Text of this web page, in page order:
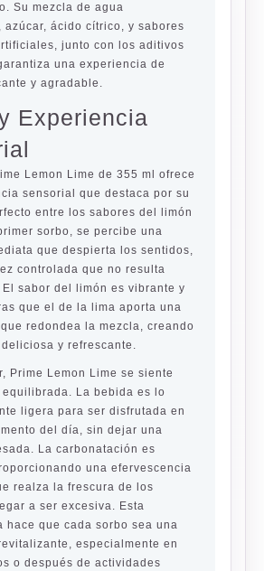
Su mezcla de agua
azúcar, ácido cítrico, y sabores
junto con los aditivos
una experiencia de
y agradable.
Experiencia
Lemon Lime de 355 ml ofrece
sensorial que destaca por su
entre los sabores del limón
sorbo, se percibe una
que despierta los sentidos,
controlada que no resulta
sabor del limón es vibrante y
que el de la lima aporta una
redondea la mezcla, creando
y refrescante.
Prime Lemon Lime se siente
La bebida es lo
ligera para ser disfrutada en
del día, sin dejar una
La carbonatación es
una efervescencia
realza la frescura de los
a ser excesiva. Esta
hace que cada sorbo sea una
especialmente en
o después de actividades